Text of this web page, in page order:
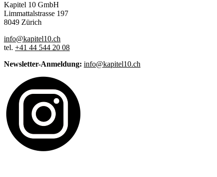
Kapitel 10 GmbH
Limmattalstrasse 197
8049 Zürich
info@kapitel10.ch
tel. +41 44 544 20 08
Newsletter-Anmeldung: info@kapitel10.ch